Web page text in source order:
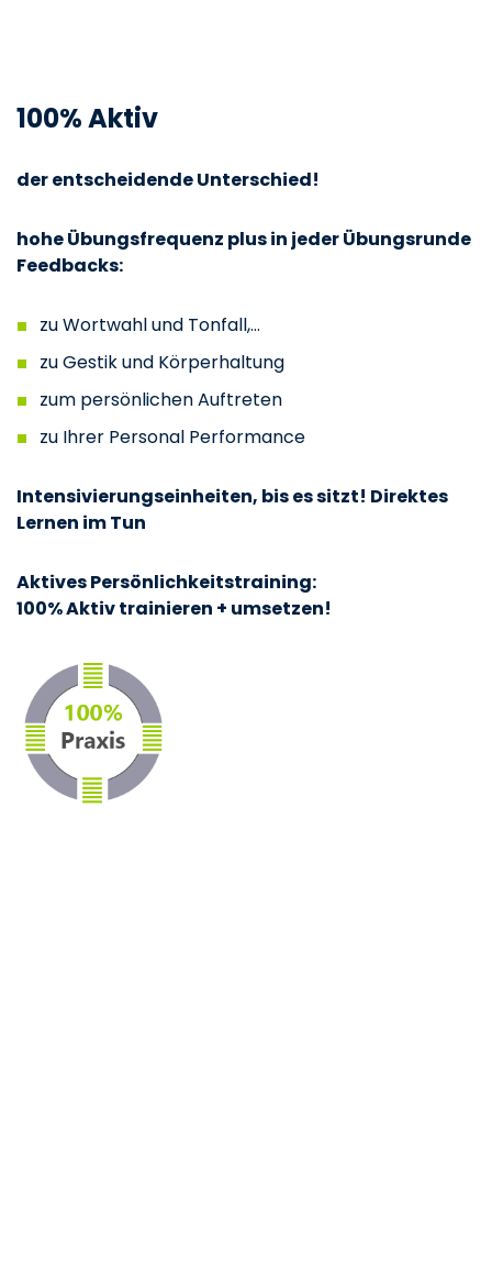
100% Aktiv
der entscheidende Unterschied!
hohe Übungsfrequenz plus in jeder Übungsrunde
Feedbacks:
zu Wortwahl und Tonfall,…
zu Gestik und Körperhaltung
zum persönlichen Auftreten
zu Ihrer Personal Performance
Intensivierungseinheiten, bis es sitzt! Direktes
Lernen im Tun
Aktives Persönlichkeitstraining:
100% Aktiv trainieren + umsetzen!